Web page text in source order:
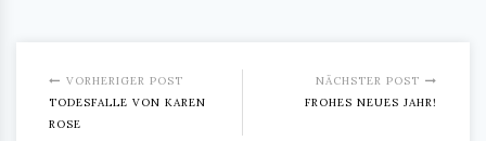
VORHERIGER POST
TODESFALLE VON KAREN
ROSE
NÄCHSTER POST
FROHES NEUES JAHR!